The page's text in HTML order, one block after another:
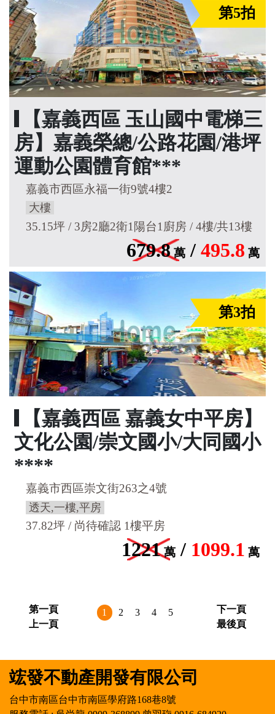
第5拍
【嘉義西區 玉山國中電梯三
房】嘉義榮總/公路花園/港坪
運動公園體育館***
嘉義市西區永福一街9號4樓2
大樓
35.15坪 / 3房2廳2衛1陽台1廚房 / 4樓/共13樓
679.8 萬 / 495.8 萬
第3拍
【嘉義西區 嘉義女中平房】
文化公園/崇文國小/大同國小
****
嘉義市西區崇文街263之4號
透天,一樓,平房
37.82坪 / 尚待確認 1樓平房
1221 萬 / 1099.1 萬
第一頁
上一頁
1 2 3 4 5
下一頁
最後頁
竤發不動產開發有限公司
台中市南區台中市南區學府路168巷8號